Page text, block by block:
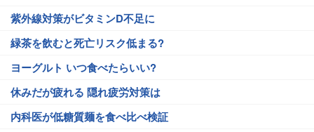
紫外線対策がビタミンD不足に
緑茶を飲むと死亡リスク低まる?
ヨーグルト いつ食べたらいい?
休みだが疲れる 隠れ疲労対策は
内科医が低糖質麺を食べ比べ検証